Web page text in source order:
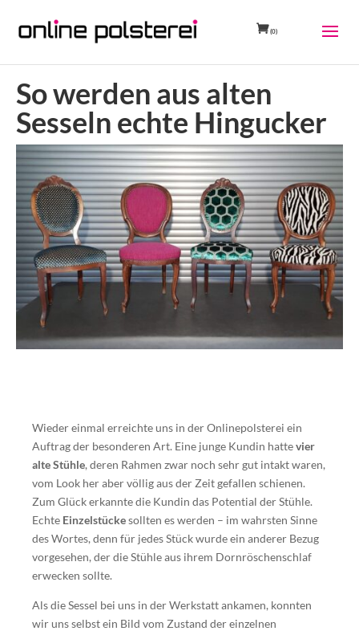
(0)
So werden aus alten
Sesseln echte Hingucker
Wieder einmal erreichte uns in der Onlinepolsterei ein
Auftrag der besonderen Art. Eine junge Kundin hattevier
alte Stühle, deren Rahmen zwar noch sehr gut intakt waren,
vom Look her aber völlig aus der Zeit gefallen schienen.
Zum Glück erkannte die Kundin das Potential der Stühle.
Echte Einzelstückesollten es werden – im wahrsten Sinne
des Wortes, denn für jedes Stück wurde ein anderer Bezug
vorgesehen, der die Stühle aus ihrem Dornröschenschlaf
erwecken sollte.
Als die Sessel bei uns in der Werkstatt ankamen, konnten
wir uns selbst ein Bild vom Zustand der einzelnen